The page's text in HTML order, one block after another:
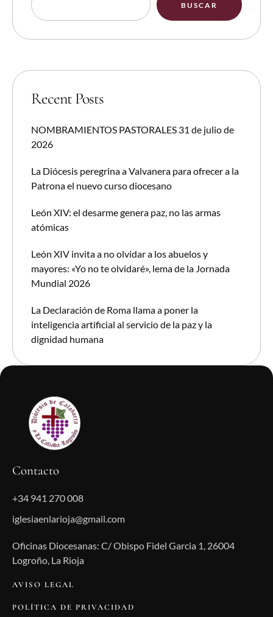
BUSCAR
Recent Posts
NOMBRAMIENTOS PASTORALES 31 de julio de
2026
La Diócesis peregrina a Valvanera para ofrecer a la
Patrona el nuevo curso diocesano
León XIV: el desarme genera paz, no las armas
atómicas
León XIV invita a no olvidar a los abuelos y
mayores: «Yo no te olvidaré», lema de la Jornada
Mundial 2026
La Declaración de Roma llama a poner la
inteligencia artificial al servicio de la paz y la
dignidad humana
Contacto
+34 941 270 008
iglesiaenlarioja@gmail.com
Oficinas Diocesanas: C/ Obispo Fidel Garcia 1, 26004
Logroño, La Rioja
AVISO LEGAL
POLÍTICA DE PRIVACIDAD